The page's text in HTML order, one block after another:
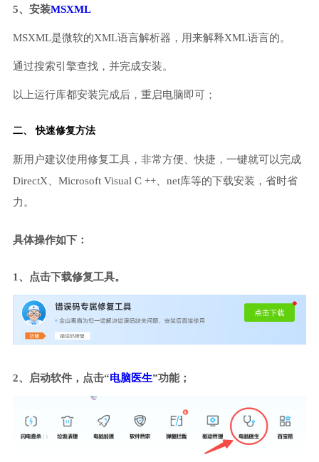
5、安装MSXML
MSXML是微软的XML语言解析器，用来解释XML语言的。
通过搜索引擎查找，并完成安装。
以上运行库都安装完成后，重启电脑即可；
二、 快速修复方法
新用户建议使用修复工具，非常方便、快捷，一键就可以完成
DirectX、Microsoft Visual C ++、net库等的下载安装，省时省
力。
具体操作如下：
1、点击下载修复工具。
2、启动软件，点击“电脑医生”功能；